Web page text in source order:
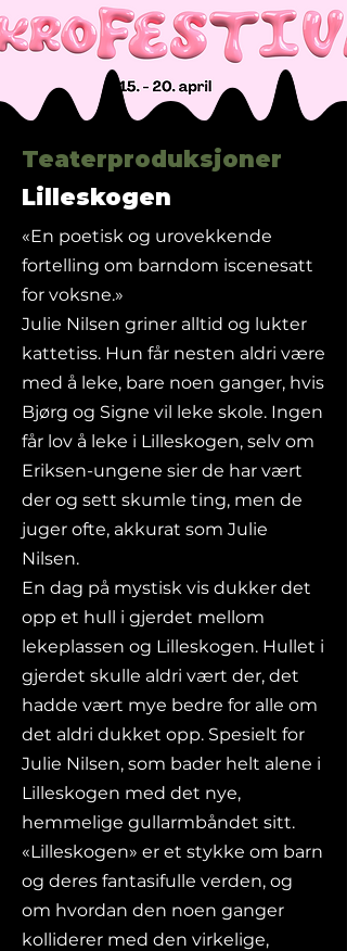
Teaterproduksjoner
Lilleskogen
«En poetisk og urovekkende
fortelling om barndom iscenesatt
for voksne.»
Julie Nilsen griner alltid og lukter
kattetiss. Hun får nesten aldri være
med å leke, bare noen ganger, hvis
Bjørg og Signe vil leke skole. Ingen
får lov å leke i Lilleskogen, selv om
Eriksen-ungene sier de har vært
der og sett skumle ting, men de
juger ofte, akkurat som Julie
Nilsen.
En dag på mystisk vis dukker det
opp et hull i gjerdet mellom
lekeplassen og Lilleskogen. Hullet i
gjerdet skulle aldri vært der, det
hadde vært mye bedre for alle om
det aldri dukket opp. Spesielt for
Julie Nilsen, som bader helt alene i
Lilleskogen med det nye,
hemmelige gullarmbåndet sitt.
«Lilleskogen» er et stykke om barn
og deres fantasifulle verden, og
om hvordan den noen ganger
kolliderer med den virkelige,